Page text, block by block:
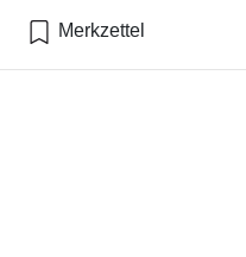
Merkzettel